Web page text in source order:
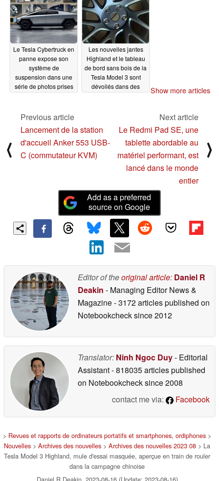
Le Tesla Cybertruck en
panne expose son
système de
suspension dans une
série de photos prises
Les nouvelles jantes
Highland et le tableau
de bord sans bois de la
Tesla Model 3 sont
dévoilés dans des
Show more articles
⟨
Previous article
Lancement de la station
d'accueil Anker 553 USB-
C (commutateur KVM)
Next article
Le Redmi Pad SE, une
tablette abordable au
matériel performant, est
lancé dans le monde
entier
⟩
Add as a preferred
source on Google
Editor of theoriginal article: Daniel R
Deakin - Managing Editor News &
Magazine- 3172 articles published on
Notebookchecksince 2012
Translator: Ninh Ngoc Duy- Editorial
Assistant- 818035 articles published
on Notebookchecksince 2008
contact me via:
Facebook
> Revues et rapports de ordinateurs portatifs et smartphones, ordiphones >
Nouvelles > Archives des nouvelles > Archives des nouvelles 2023 08 > La
Tesla Model 3 Highland, mule d'essai masquée, aperçue en train de rouler
dans la campagne chinoise